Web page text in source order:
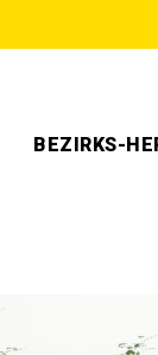
BEZIRKS-